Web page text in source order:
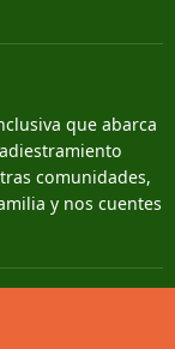
que abarca
comunidades,
y nos cuentes